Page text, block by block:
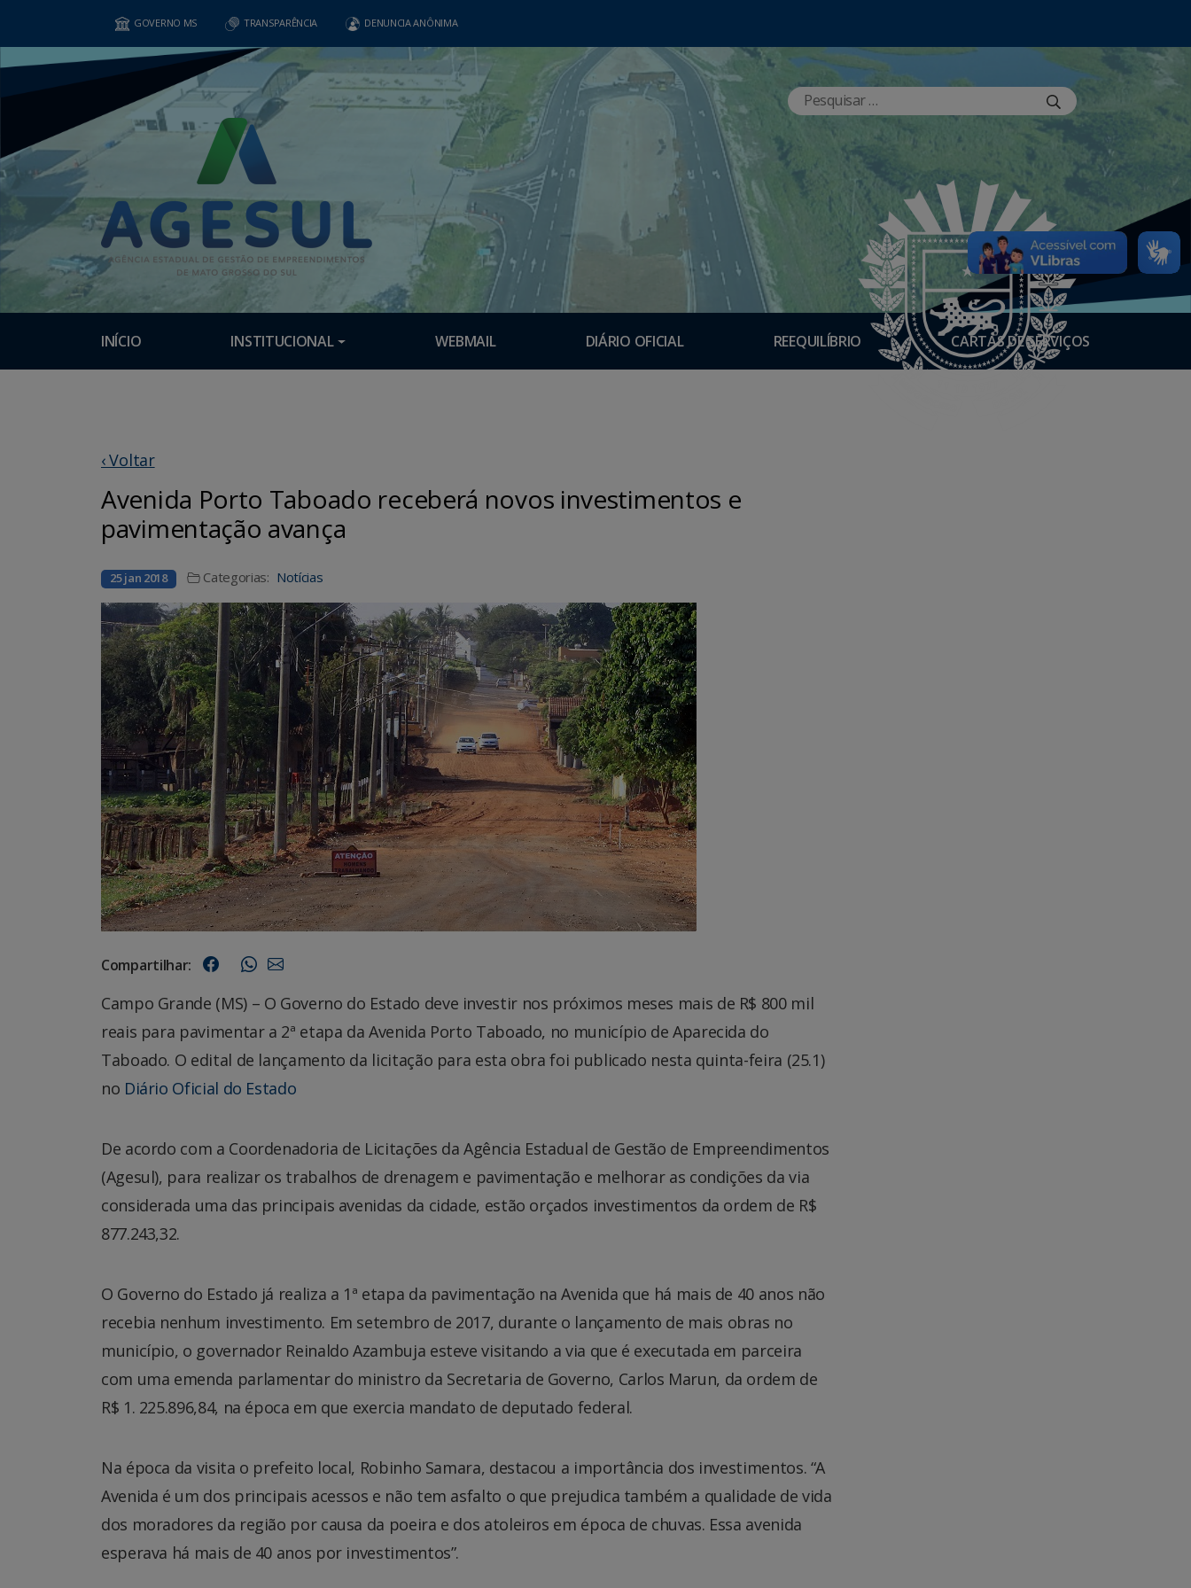
GOVERNO MS TRANSPARÊNCIA DENUNCIA ANÔNIMA
INÍCIO INSTITUCIONAL WEBMAIL DIÁRIO OFICIAL REEQUILÍBRIO CARTAS DE SERVIÇOS
‹ Voltar
Avenida Porto Taboado receberá novos investimentos e
pavimentação avança
25 jan 2018 Categorias: Notícias
Compartilhar:
Campo Grande (MS) – O Governo do Estado deve investir nos próximos meses mais de R$ 800 mil
reais para pavimentar a 2ª etapa da Avenida Porto Taboado, no município de Aparecida do
Taboado. O edital de lançamento da licitação para esta obra foi publicado nesta quinta-feira (25.1)
no Diário Oficial do Estado
De acordo com a Coordenadoria de Licitações da Agência Estadual de Gestão de Empreendimentos
(Agesul), para realizar os trabalhos de drenagem e pavimentação e melhorar as condições da via
considerada uma das principais avenidas da cidade, estão orçados investimentos da ordem de R$
877.243,32.
O Governo do Estado já realiza a 1ª etapa da pavimentação na Avenida que há mais de 40 anos não
recebia nenhum investimento. Em setembro de 2017, durante o lançamento de mais obras no
município, o governador Reinaldo Azambuja esteve visitando a via que é executada em parceira
com uma emenda parlamentar do ministro da Secretaria de Governo, Carlos Marun, da ordem de
R$ 1. 225.896,84, na época em que exercia mandato de deputado federal.
Na época da visita o prefeito local, Robinho Samara, destacou a importância dos investimentos. “A
Avenida é um dos principais acessos e não tem asfalto o que prejudica também a qualidade de vida
dos moradores da região por causa da poeira e dos atoleiros em época de chuvas. Essa avenida
esperava há mais de 40 anos por investimentos”.